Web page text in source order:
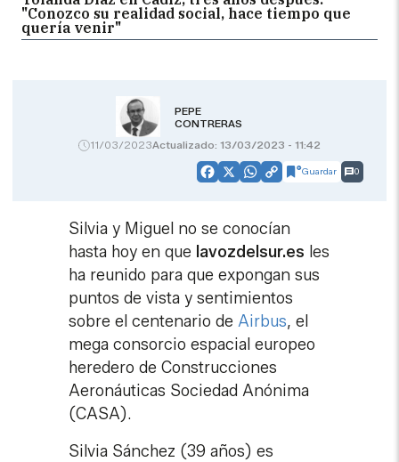
"Conozco su realidad social, hace tiempo que
quería venir"
PEPE
CONTRERAS
11/03/2023Actualizado: 13/03/2023 - 11:42
Facebook
X WhatsApp
CopyGuardar 0
Silvia y Miguel no se conocían
hasta hoy en que lavozdelsur.es les
ha reunido para que expongan sus
puntos de vista y sentimientos
sobre el centenario deAirbus, el
mega consorcio espacial europeo
heredero de Construcciones
Aeronáuticas Sociedad Anónima
(CASA).
Silvia Sánchez (39 años) es